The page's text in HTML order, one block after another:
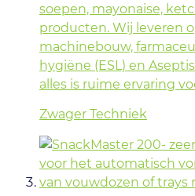
soepen, mayonaise,
producten. Wij leveren
machinebouw,
hygiëne (ESL) en
alles is ruime ervaring
Zwager Techniek